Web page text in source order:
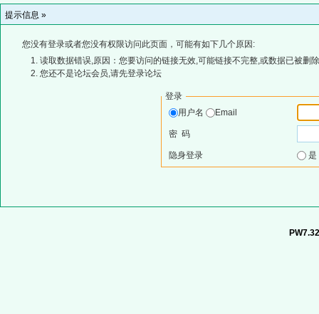
提示信息 »
您没有登录或者您没有权限访问此页面，可能有如下几个原因:
读取数据错误,原因：您要访问的链接无效,可能链接不完整,或数据已被删
您还不是论坛会员,请先登录论坛
登录
用户名
Email
密 码
隐身登录